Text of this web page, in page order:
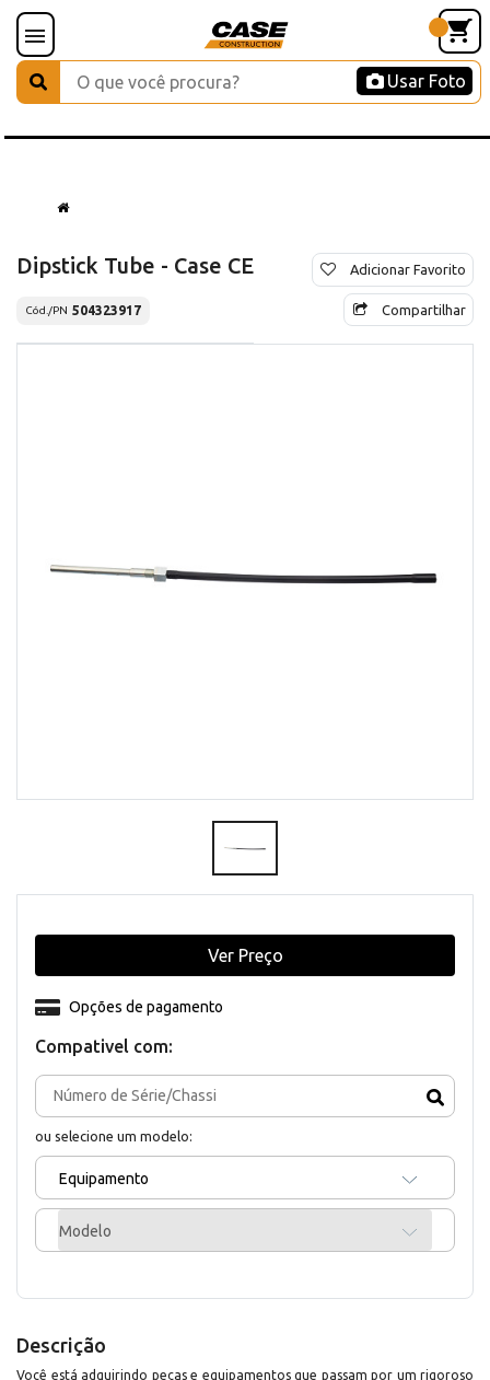
Usar Foto
Dipstick Tube - Case CE
Cód./PN 504323917
Adicionar Favorito
Compartilhar
Compativel com:
ou selecione um modelo:
Equipamento
Modelo
Opções de pagamento
Ver Preço
Descrição
Você está adquirindo peças e equipamentos que passam por um rigoroso